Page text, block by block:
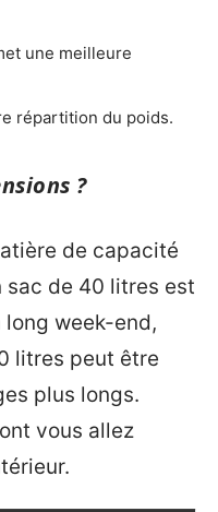
une meilleure
répartition du poids.
?
de capacité
sac de 40 litres est
week-end,
litres peut être
plus longs.
vous allez